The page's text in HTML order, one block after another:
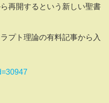
再開するという新しい聖書
プト理論の有料記事から入